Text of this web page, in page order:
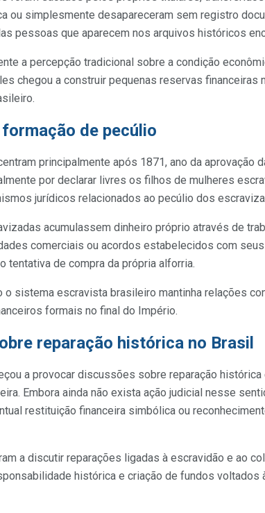
ou simplesmente desapareceram sem registro
pessoas que aparecem nos arquivos históricos
a percepção tradicional sobre a condição
chegou a construir pequenas reservas financeiras
de pecúlio
principalmente após 1871, ano da aprovação
por declarar livres os filhos de mulheres
jurídicos relacionados ao pecúlio dos
acumulassem dinheiro próprio através de
comerciais ou acordos estabelecidos com
tentativa de compra da própria alforria.
sistema escravista brasileiro mantinha relações
formais no final do Império.
reparação histórica no Brasil
a provocar discussões sobre reparação
Embora ainda não exista ação judicial nesse
restituição financeira simbólica ou
a discutir reparações ligadas à escravidão e ao
histórica e criação de fundos voltados